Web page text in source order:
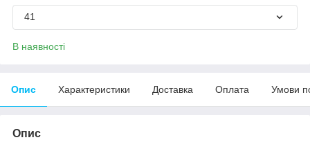
41
В наявності
Опис Характеристики Доставка Оплата Умови
Опис